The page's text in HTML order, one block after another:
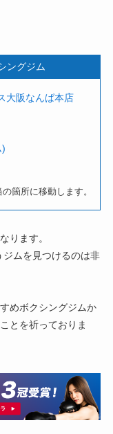
ングジム
大阪なんば本店
)
箇所に移動します。
ります。
ムを見つけるのは非
めボクシングジムか
とを祈っておりま